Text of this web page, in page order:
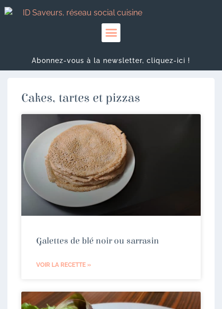
Abonnez-vous à la newsletter, cliquez-ici !
Cakes, tartes et pizzas
Galettes de blé noir ou sarrasin
VOIR LA RECETTE »